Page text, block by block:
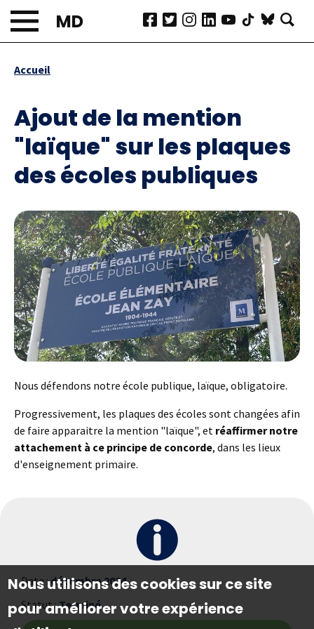
Aller
au
contenu
MD
Fil
Accueil
Ajout de la mention
"laïque" sur les plaques
des écoles publiques
Nous défendons notre école publique, laïque, obligatoire.
Progressivement, les plaques des écoles sont changées afin
de faire apparaitre la mention "laïque", et réaffirmer notre
attachement à ce principe de concorde, dans les lieux
d'enseignement primaire.
Date :décembre 2024
Statut :Terminé
Nous utilisons des cookies sur ce site
pour améliorer votre expérience